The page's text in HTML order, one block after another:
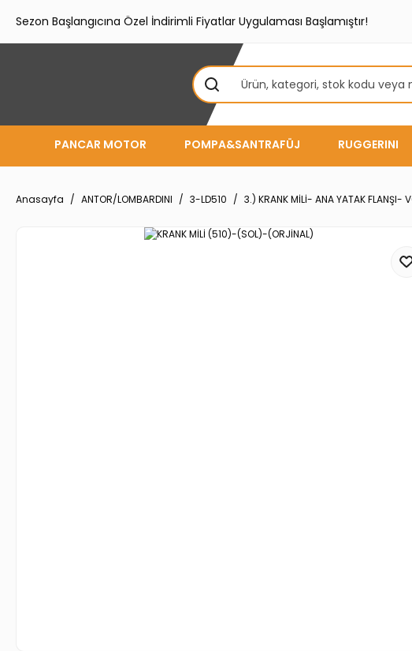
Sezon Başlangıcına Özel İndirimli Fiyatlar Uygulaması Başlamıştır!
PANCAR MOTOR POMPA&SANTRAFÜJ RUGGERINI
Anasayfa ANTOR/LOMBARDINI 3-LD510 3.) KRANK MİLİ- ANA YATAK FLANŞI-